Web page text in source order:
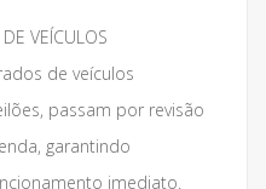
DE VEÍCULOS
de veículos
passam por revisão
garantindo
imediato.